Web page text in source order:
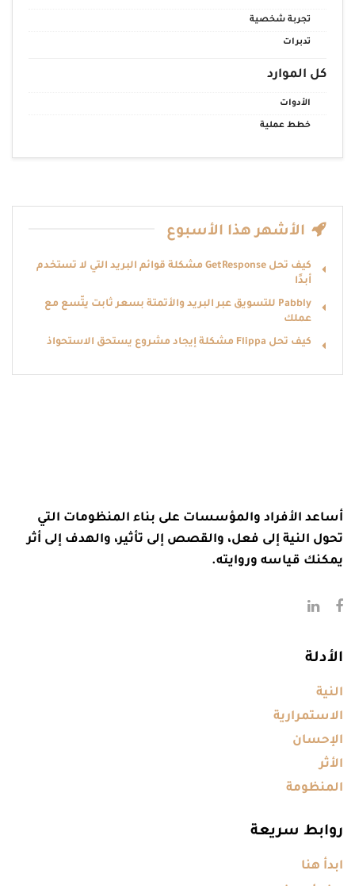
تجربة شخصية
تدبرات
كل الموارد
الأدوات
خطط عملية
الأشهر هذا الأسبوع
كيف تحل GetResponse مشكلة قوائم البريد التي لا تُستخدم
أبدًا
Pabbly للتسويق عبر البريد والأتمتة بسعر ثابت يتّسع مع
عملك
كيف تحل Flippa مشكلة إيجاد مشروع يستحق الاستحواذ
أساعد الأفراد والمؤسسات على بناء المنظومات التي
تحول النية إلى فعل، والقصص إلى تأثير، والهدف إلى أثر
يمكنك قياسه وروايته.
الأدلة
النية
الاستمرارية
الإحسان
الأثر
المنظومة
روابط سريعة
ابدأ هنا